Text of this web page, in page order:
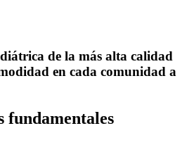
de la más alta calidad
en cada comunidad a
fundamentales